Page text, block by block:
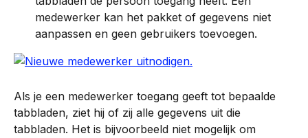
medewerker kan het pakket of gegevens niet
aanpassen en geen gebruikers toevoegen.
Als je een medewerker toegang geeft tot bepaalde
tabbladen, ziet hij of zij alle gegevens uit die
tabbladen. Het is bijvoorbeeld niet mogelijk om